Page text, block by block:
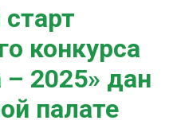
конкурса
2025» дан
палате